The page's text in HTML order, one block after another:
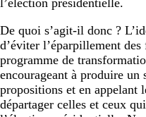
De quoi s’agit-il donc ?
d’éviter l’éparpillement
programme de
encourageant à produire
propositions et en appelant
départager celles et ceux